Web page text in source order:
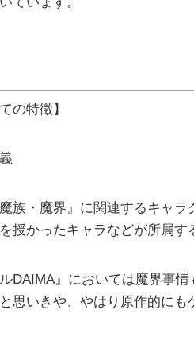
の特徴】
族・魔界』に関連するキャ
授かったキャラなどが所属す
ルDAIMA』においては魔界事
思いきや、やはり原作的にも